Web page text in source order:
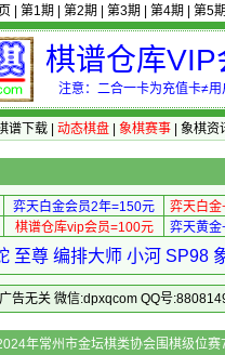
第1期 第2期 第3期 第4期 第5期
棋谱仓库
注意：二合一卡为充值卡≠
谱下载| 动态棋盘| 象棋赛事| 象棋资
弈天白金会员2年=150元 弈天白
棋谱仓库vip会员=100元 弈天黄
至尊 编排大师 小河 SP98
告无关 微信:dpxqcom QQ号
对卡 - 2024年常州市金